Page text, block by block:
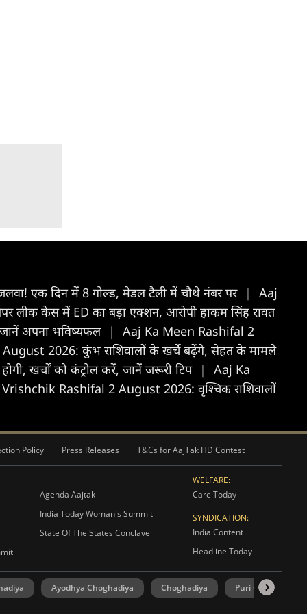
एक दिन में 8 गोल्ड, मेडल टैली में चौथे नंबर पर |
Aaj
लीक केस में ED का बड़ा एक्शन, आरोपी हाकम सिंह रावत
अपना भविष्यफल |
Aaj Ka Meen Rashifal 2
2026: कुंभ राशिवालों के खर्चे बढ़ेंगे, सेहत के मामले
खर्चों को कंट्रोल करें, जानें जरूरी टिप |
Aaj Ka
Rashifal 2 August 2026: वृश्चिक राशिवालों
Policy Press Releases T&Cs for AajTak HD Contest
Agenda Aajtak
India Today Woman's Summit
State Of The States Conclave
WELFARE:
Care Today
SYNDICATION:
India Content
Headline Today
Ayodhya Choghadiya Choghadiya Puri Choghadiya